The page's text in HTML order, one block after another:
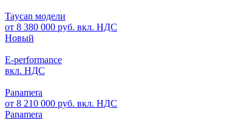
Taycan модели
от 8 380 000 руб. вкл. НДС
Новый
E-performance
вкл. НДС
Panamera
от 8 210 000 руб. вкл. НДС
Panamera